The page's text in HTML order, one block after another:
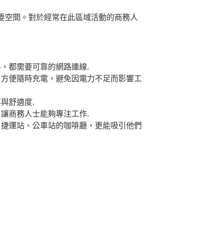
間。對於經常在此區域活動的商務人
都需要可靠的網路連線.
便隨時充電，避免因電力不足而影響工
舒適度.
商務人士能夠專注工作.
運站、公車站的咖啡廳，更能吸引他們